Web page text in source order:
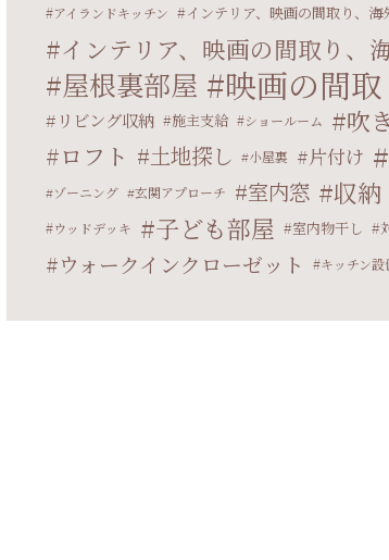
アイランドキッチン
インテリア、映画の間取り、海
インテリア、映画の間取り、
屋根裏部屋 映画の間取
リビング収納 施主支給 ショールーム 吹
ロフト 土地探し 小屋裏 片付け
ゾーニング
玄関アプローチ 室内窓 収納
ウッドデッキ 子ども部屋 室内物干し
ウォークインクローゼット キッチン設